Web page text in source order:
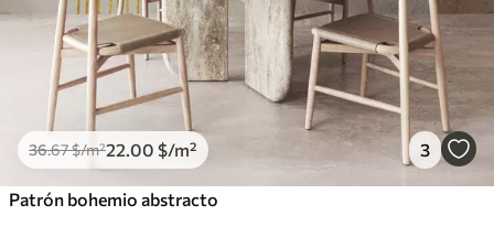
36.67$/m²22 .00 $/m² 3
Patrón bohemio abstracto